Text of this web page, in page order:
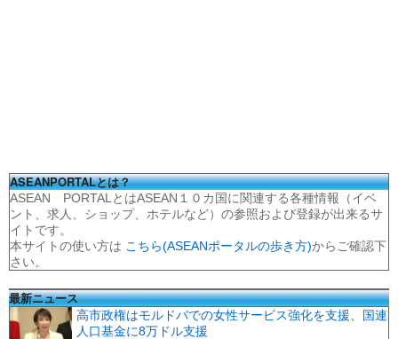
ASEANPORTALとは？
ASEAN PORTALとはASEAN１０カ国に関連する各種情報（イベ
ント、求人、ショップ、ホテルなど）の参照および登録が出来るサ
イトです。
本サイトの使い方は こちら(ASEANポータルの歩き方)からご確認下
さい。
最新ニュース
高市政権はモルドバでの女性サービス強化を支援、国連
人口基金に8万ドル支援